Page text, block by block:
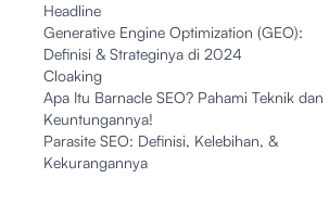
Headline
Generative Engine Optimization (GEO):
Definisi & Strateginya di 2024
Cloaking
Apa Itu Barnacle SEO? Pahami Teknik dan
Keuntungannya!
Parasite SEO: Definisi, Kelebihan, &
Kekurangannya